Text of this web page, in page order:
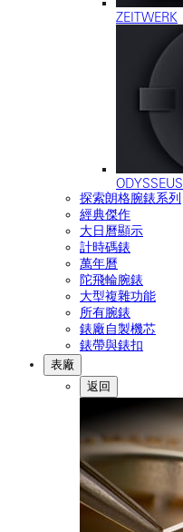
ZEITWERK
ODYSSEUS
探索朗格腕錶系列
經典傑作
大日曆顯示
計時碼錶
萬年曆
陀飛輪腕錶
大型複雜功能
所有腕錶
錶廠自製機芯
錶帶與錶扣
表廠
返回